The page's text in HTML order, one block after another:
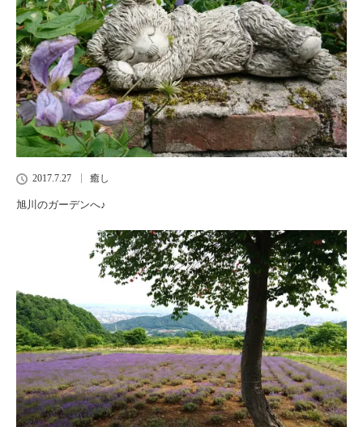
2017.7.27 癒し
旭川のガーデンへ♪